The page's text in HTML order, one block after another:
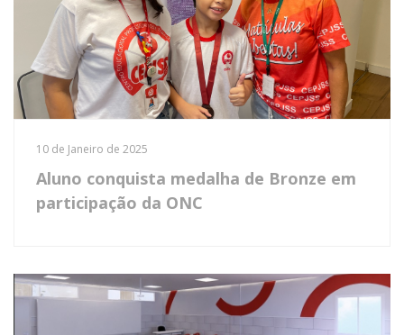
10 de Janeiro de 2025
Aluno conquista medalha de Bronze em
participação da ONC